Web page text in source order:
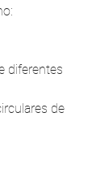
diferentes
de